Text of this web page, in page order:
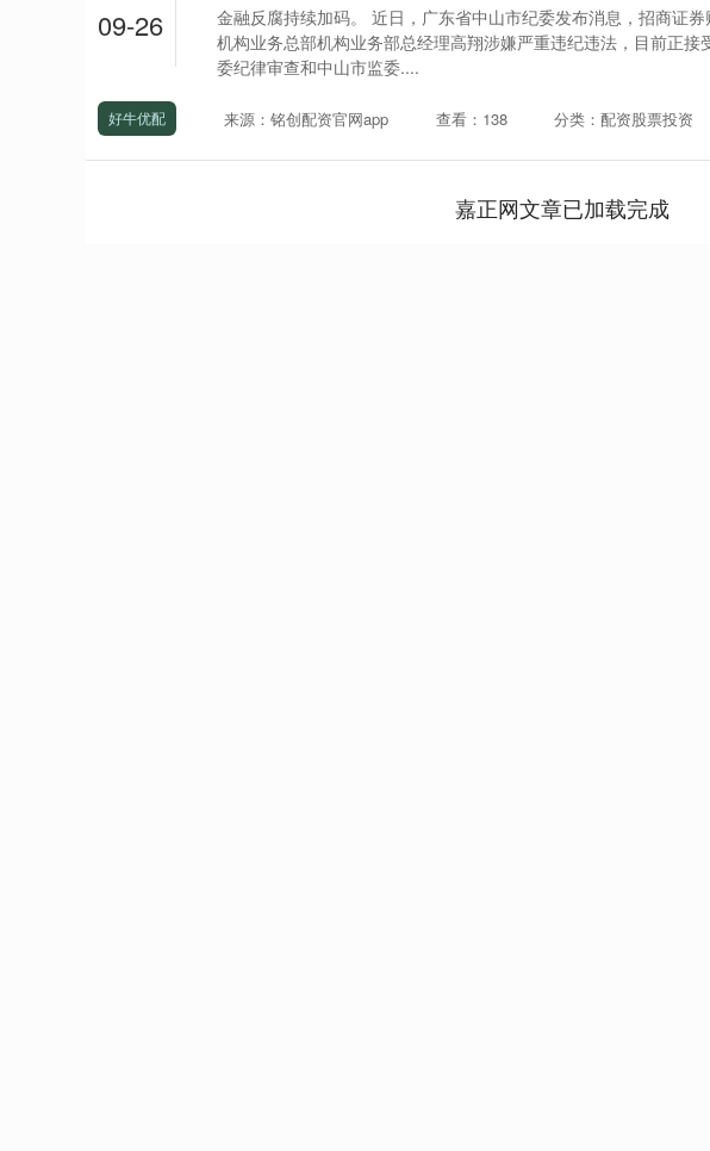
09-26
金融反腐持续加码。 近日，广东省中山市纪委发布消息，招商证券
机构业务总部机构业务部总经理高翔涉嫌严重违纪违法，目前正接
委纪律审查和中山市监委....
好牛优配 来源：铭创配资官网app 查看：138 分类：配资股票投资
嘉正网文章已加载完成